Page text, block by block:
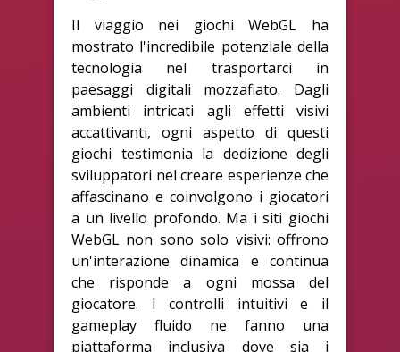
Il viaggio nei giochi WebGL ha
mostrato l'incredibile potenziale della
tecnologia nel trasportarci in
paesaggi digitali mozzafiato. Dagli
ambienti intricati agli effetti visivi
accattivanti, ogni aspetto di questi
giochi testimonia la dedizione degli
sviluppatori nel creare esperienze che
affascinano e coinvolgono i giocatori
a un livello profondo. Ma i siti giochi
WebGL non sono solo visivi: offrono
un'interazione dinamica e continua
che risponde a ogni mossa del
giocatore. I controlli intuitivi e il
gameplay fluido ne fanno una
piattaforma inclusiva dove sia i